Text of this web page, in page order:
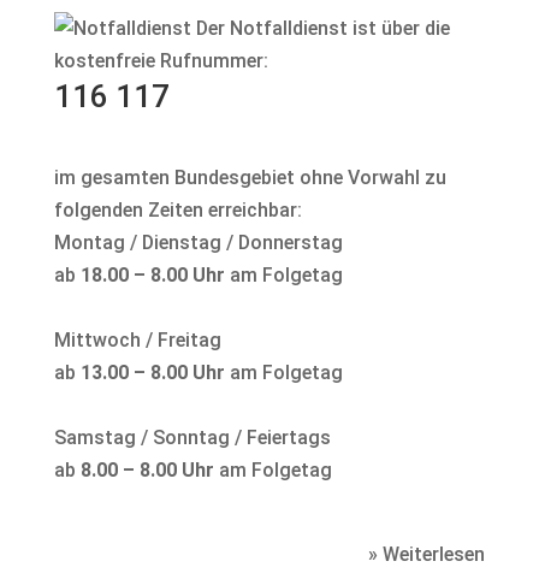
Der Notfalldienst ist über die
kostenfreie Rufnummer:
116 117
im gesamten Bundesgebiet ohne Vorwahl zu
folgenden Zeiten erreichbar:
Montag / Dienstag / Donnerstag
ab 18.00 – 8.00 Uhr am Folgetag
Mittwoch / Freitag
ab 13.00 – 8.00 Uhr am Folgetag
Samstag / Sonntag / Feiertags
ab 8.00 – 8.00 Uhr am Folgetag
» Weiterlesen